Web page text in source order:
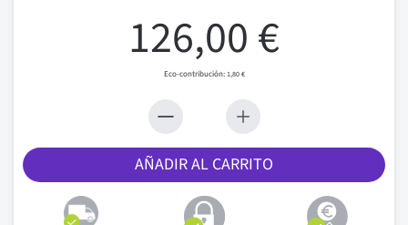
126,00 €
1,80 €
AÑADIR AL CARRITO